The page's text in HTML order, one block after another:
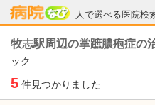
人で選べる医院検
病院なび
牧志駅周辺の掌蹠膿疱症の
ック
5 件見つかりました